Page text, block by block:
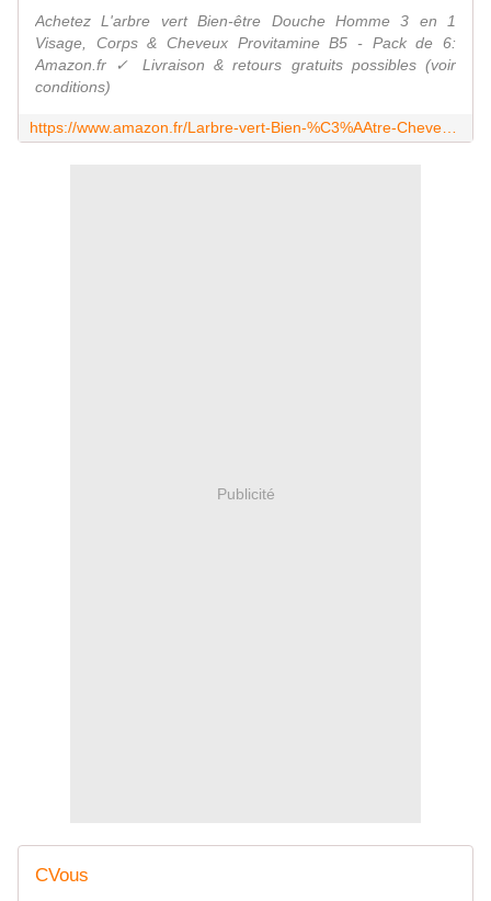
Achetez L'arbre vert Bien-être Douche Homme 3 en 1
Visage, Corps & Cheveux Provitamine B5 - Pack de 6:
Amazon.fr ✓ Livraison & retours gratuits possibles (voir
conditions)
Publicité
CVous